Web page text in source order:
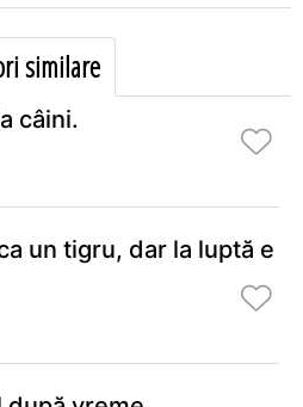
similare
câini.
un tigru, dar la luptă e